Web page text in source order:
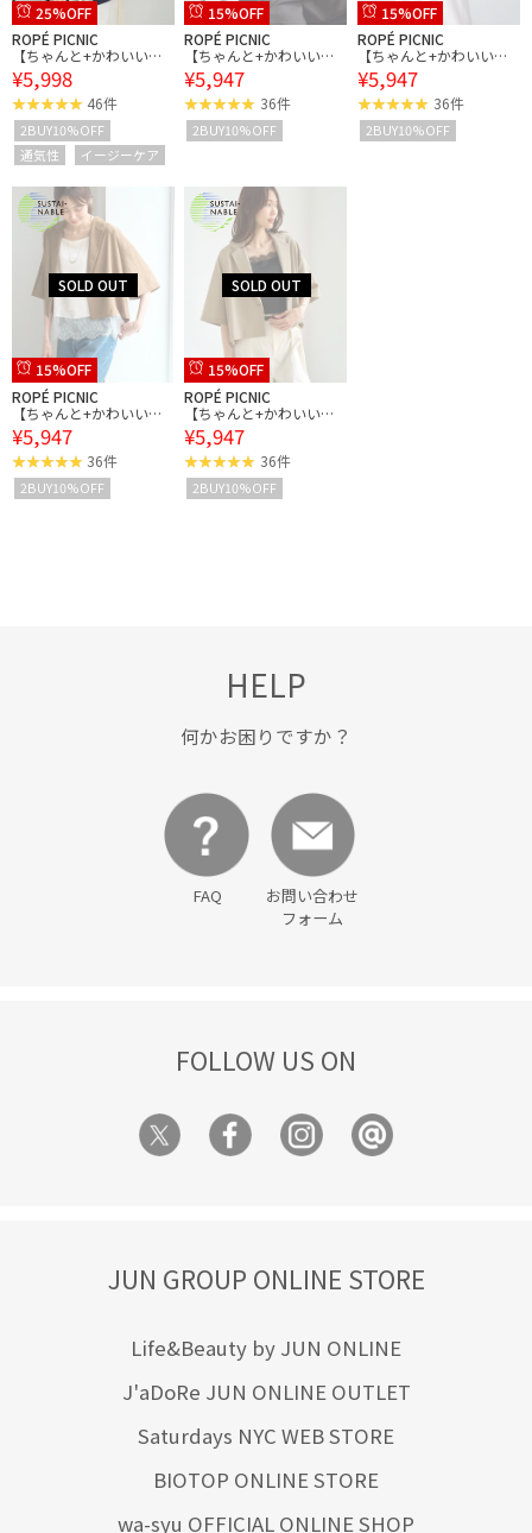
25%OFF
ROPÉ PICNIC
【ちゃんと+かわいい保
証】エアリーリネンライ
ク ダブルジャケット/接
触冷感・UVカット・速乾
¥5,998
46件
2BUY10%OFF
通気性
イージーケア
15%OFF
ROPÉ PICNIC
【ちゃんと+かわいい保
証】エアリーリネンライ
ク ハーフスリーブジャケ
ット/接触冷感・UVカッ
ト・速乾
¥5,947
36件
2BUY10%OFF
15%OFF
ROPÉ PICNIC
【ちゃんと+かわいい保
証】エアリーリネンライ
ク ハーフスリーブジャケ
ット/接触冷感・UVカッ
ト・速乾
¥5,947
36件
2BUY10%OFF
15%OFF
ROPÉ PICNIC
【ちゃんと+かわいい保
証】エアリーリネンライ
ク ハーフスリーブジャケ
ット/接触冷感・UVカッ
ト・速乾
¥5,947
36件
2BUY10%OFF
15%OFF
ROPÉ PICNIC
【ちゃんと+かわいい保
証】エアリーリネンライ
ク ハーフスリーブジャケ
ット/接触冷感・UVカッ
ト・速乾
¥5,947
36件
2BUY10%OFF
HELP
何かお困りですか？
FAQ
お問い合わせ
フォーム
FOLLOW US ON
JUN GROUP ONLINE STORE
Life&Beauty by JUN ONLINE
J'aDoRe JUN ONLINE OUTLET
Saturdays NYC WEB STORE
BIOTOP ONLINE STORE
wa-syu OFFICIAL ONLINE SHOP